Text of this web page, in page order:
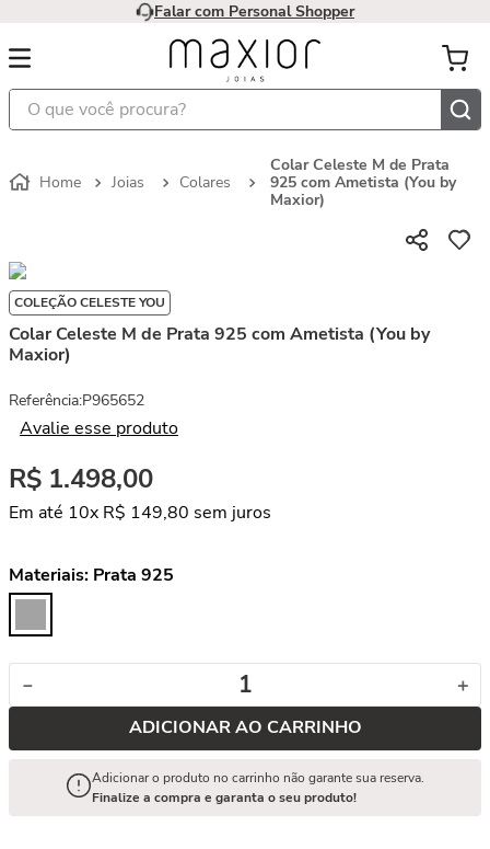
Falar com Personal Shopper
O que você procura?
Joias Colares
Colar Celeste M de Prata
925 com Ametista (You by
Maxior)
COLEÇÃO CELESTE YOU
Colar Celeste M de Prata 925 com Ametista (You by
Maxior)
Referência:P965652
Avalie esse produto
R$ 1.498,00
Em até 10x R$ 149,80 sem juros
Materiais: Prata 925
＋
－
ADICIONAR AO CARRINHO
Adicionar o produto no carrinho não garante sua reserva.
Finalize a compra e garanta o seu produto!